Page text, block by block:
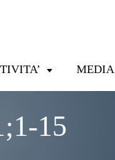
MEDIA
15